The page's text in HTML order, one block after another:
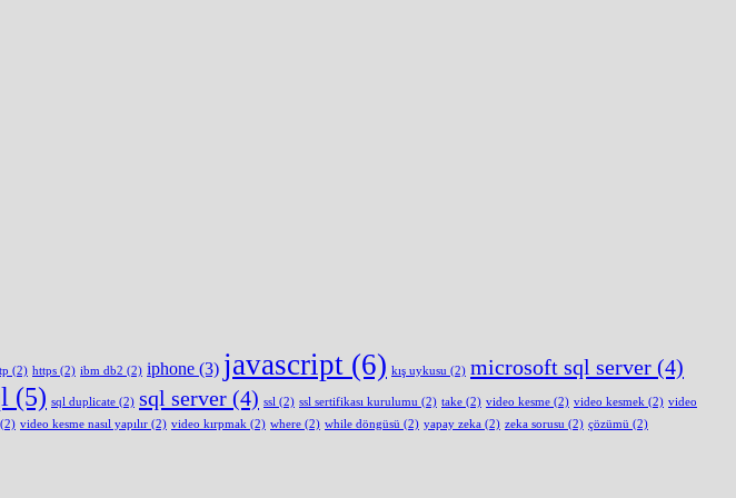
(2) https (2) ibm db2 (2) iphone (3) javascript (6) kış uykusu (2) microsoft sql server (4)
(5) sql duplicate (2) sql server (4) ssl (2) ssl sertifikası kurulumu (2) take (2) video kesme (2) video kesmek (2) video
(2) video kesme nasıl yapılır (2) video kırpmak (2) where (2) while döngüsü (2) yapay zeka (2) zeka sorusu (2) çözümü (2)